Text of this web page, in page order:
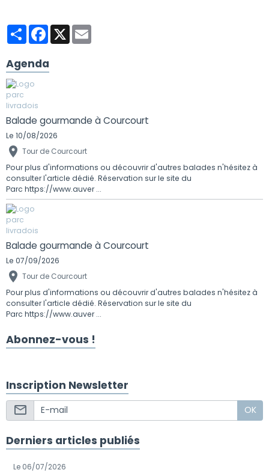
PartagerFacebook
X
Agenda
Balade gourmande à Courcourt
Le 10/08/2026
Tour de Courcourt
Pour plus d'informations ou découvrir d'autres balades n'hésitez à
consulter l'article dédié. Réservation sur le site du
Parc https://www.auver ...
Balade gourmande à Courcourt
Le 07/09/2026
Tour de Courcourt
Pour plus d'informations ou découvrir d'autres balades n'hésitez à
consulter l'article dédié. Réservation sur le site du
Parc https://www.auver ...
Abonnez-vous !
Inscription Newsletter
OK
Derniers articles publiés
Le 06/07/2026